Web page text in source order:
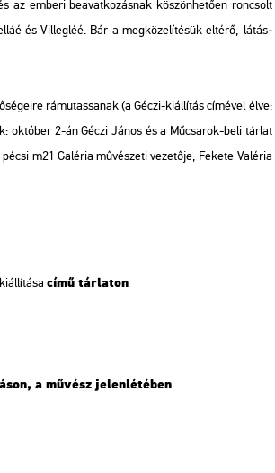
az em­be­ri be­avat­ko­zás­nak kö­szön­he­tő­en ron­csolt
és Vil­leg­léé. Bár a meg­kö­ze­lí­té­sük el­té­rő, lá­tás­
rá­mu­tas­sa­nak (a Géczi-ki­ál­lí­tás cí­mé­vel élve:
ok­tó­ber 2-án Géczi János és a Mű­csa­rok-beli tár­lat
m21 Ga­lé­ria mű­vé­sze­ti ve­ze­tő­je, Fe­ke­te Va­lé­ria
című tár­la­ton
a mű­vész je­len­lé­té­ben